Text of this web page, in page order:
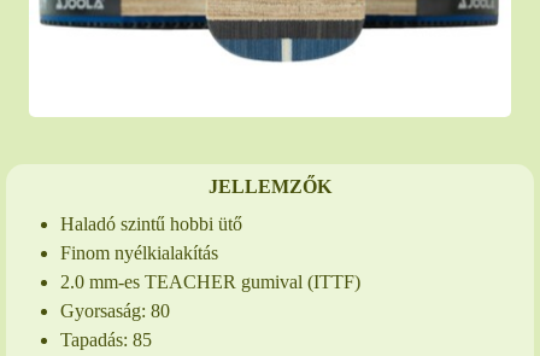
JELLEMZŐK
Haladó szintű hobbi ütő
Finom nyélkialakítás
2.0 mm-es TEACHER gumival (ITTF)
Gyorsaság: 80
Tapadás: 85